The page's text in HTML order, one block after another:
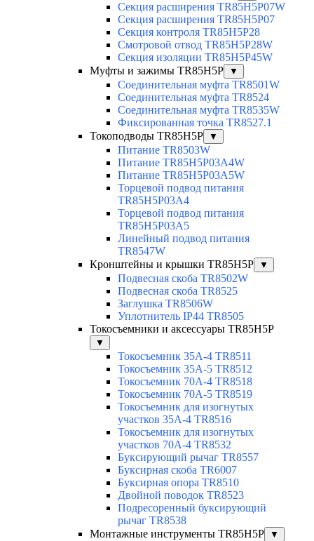
Секция расширения TR85H5P07W
Секция расширения TR85H5P07
Секция контроля TR85H5P28
Смотровой отвод TR85H5P28W
Секция изоляции TR85H5P45W
Муфты и зажимы TR85H5P
▼
Соединительная муфта TR8501W
Соединительная муфта TR8524
Соединительная муфта TR8535W
Фиксированная точка TR8527.1
Токоподводы TR85H5P
▼
Питание TR8503W
Питание TR85H5P03A4W
Питание TR85H5P03A5W
Торцевой подвод питания
TR85H5P03A4
Торцевой подвод питания
TR85H5P03A5
Линейный подвод питания
TR8547W
Кронштейны и крышки TR85H5P
▼
Подвесная скоба TR8502W
Подвесная скоба TR8525
Заглушка TR8506W
Уплотнитель IP44 TR8505
Токосъемники и аксессуары TR85H5P
▼
Токосъемник 35А-4 TR8511
Токосъемник 35А-5 TR8512
Токосъемник 70А-4 TR8518
Токосъемник 70А-5 TR8519
Токосъемник для изогнутых
участков 35А-4 TR8516
Токосъемник для изогнутых
участков 70А-4 TR8532
Буксирующий рычаг TR8557
Буксирная скоба TR6007
Буксирная опора TR8510
Двойной поводок TR8523
Подресоренный буксирующий
рычаг TR8538
Монтажные инструменты TR85H5P
▼